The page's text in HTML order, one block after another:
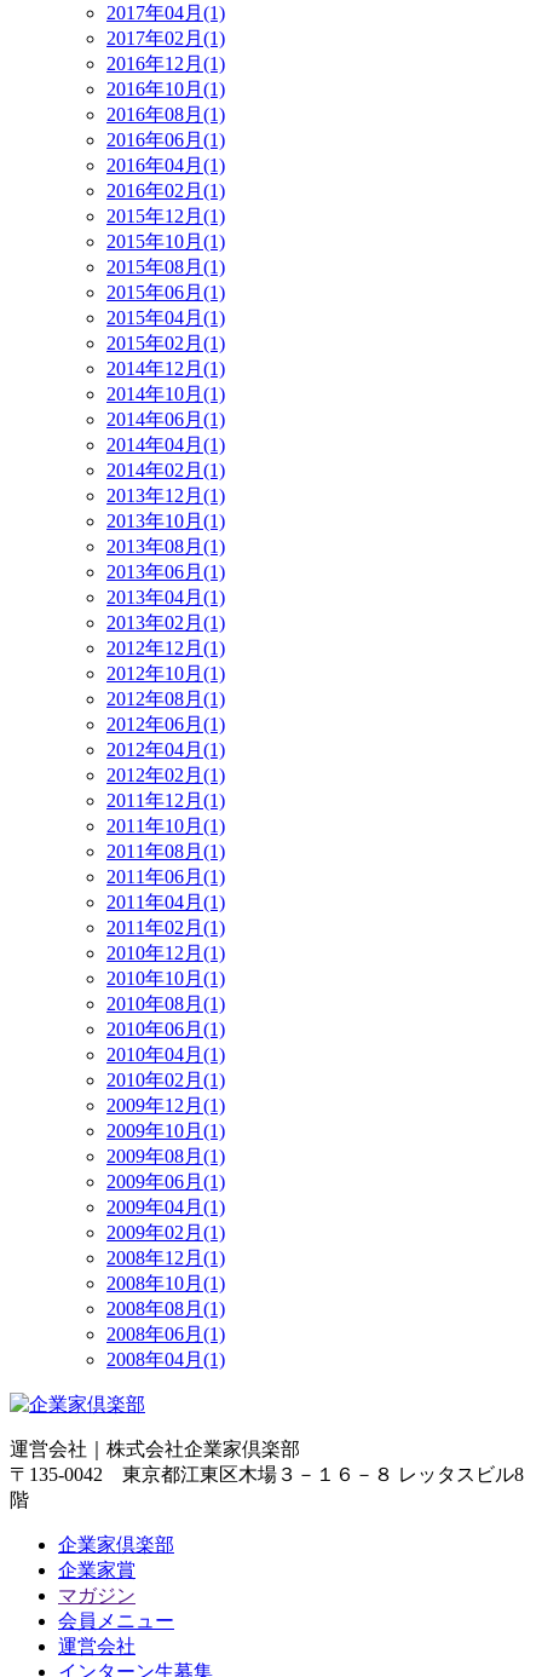
2017年04月(1)
2017年02月(1)
2016年12月(1)
2016年10月(1)
2016年08月(1)
2016年06月(1)
2016年04月(1)
2016年02月(1)
2015年12月(1)
2015年10月(1)
2015年08月(1)
2015年06月(1)
2015年04月(1)
2015年02月(1)
2014年12月(1)
2014年10月(1)
2014年06月(1)
2014年04月(1)
2014年02月(1)
2013年12月(1)
2013年10月(1)
2013年08月(1)
2013年06月(1)
2013年04月(1)
2013年02月(1)
2012年12月(1)
2012年10月(1)
2012年08月(1)
2012年06月(1)
2012年04月(1)
2012年02月(1)
2011年12月(1)
2011年10月(1)
2011年08月(1)
2011年06月(1)
2011年04月(1)
2011年02月(1)
2010年12月(1)
2010年10月(1)
2010年08月(1)
2010年06月(1)
2010年04月(1)
2010年02月(1)
2009年12月(1)
2009年10月(1)
2009年08月(1)
2009年06月(1)
2009年04月(1)
2009年02月(1)
2008年12月(1)
2008年10月(1)
2008年08月(1)
2008年06月(1)
2008年04月(1)
運営会社｜ 株式会社企業家倶楽部
〒135-0042 東京都江東区木場３－１６－８ レッタスビル8
階
企業家倶楽部
企業家賞
マガジン
会員メニュー
運営会社
インターン生募集